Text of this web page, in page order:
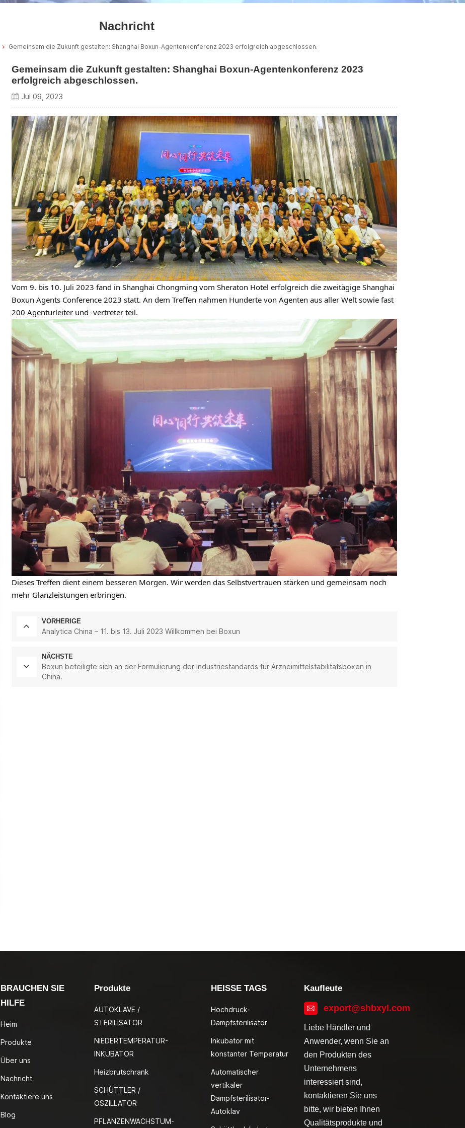
Nachricht
Gemeinsam die Zukunft gestalten: Shanghai Boxun-Agentenkonferenz 2023 erfolgreich abgeschlossen.
Gemeinsam die Zukunft gestalten: Shanghai Boxun-Agentenkonferenz 2023
erfolgreich abgeschlossen.
Jul 09, 2023
Vom 9. bis 10. Juli 2023 fand in Shanghai Chongming vom Sheraton Hotel erfolgreich die zweitägige Shanghai
Boxun Agents Conference 2023 statt. An dem Treffen nahmen Hunderte von Agenten aus aller Welt sowie fast
200 Agenturleiter und -vertreter teil.
Dieses Treffen dient einem besseren Morgen. Wir werden das Selbstvertrauen stärken und gemeinsam noch
mehr Glanzleistungen erbringen.
VORHERIGE
Analytica China – 11. bis 13. Juli 2023 Willkommen bei Boxun
NÄCHSTE
Boxun beteiligte sich an der Formulierung der Industriestandards für Arzneimittelstabilitätsboxen in
China.
BRAUCHEN SIE
HILFE
Heim
Produkte
Über uns
Nachricht
Kontaktiere uns
Blog
Produkte
AUTOKLAVE /
STERILISATOR
NIEDERTEMPERATUR-
INKUBATOR
Heizbrutschrank
SCHÜTTLER /
OSZILLATOR
PFLANZENWACHSTUM-
HEISSE TAGS
Hochdruck-
Dampfsterilisator
Inkubator mit
konstanter Temperatur
Automatischer
vertikaler
Dampfsterilisator-
Autoklav
Kaufleute
export@shbxyl.com
Liebe Händler und
Anwender, wenn Sie an
den Produkten des
Unternehmens
interessiert sind,
kontaktieren Sie uns
bitte, wir bieten Ihnen
Qualitätsprodukte und